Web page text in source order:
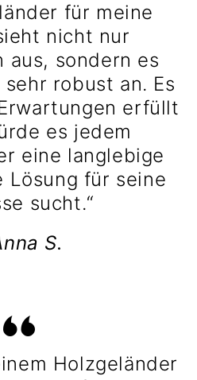
für meine
nicht nur
aus, sondern es
robust an. Es
erfüllt
es jedem
eine langlebige
Lösung für seine
sucht.“
S.
Holzgeländer